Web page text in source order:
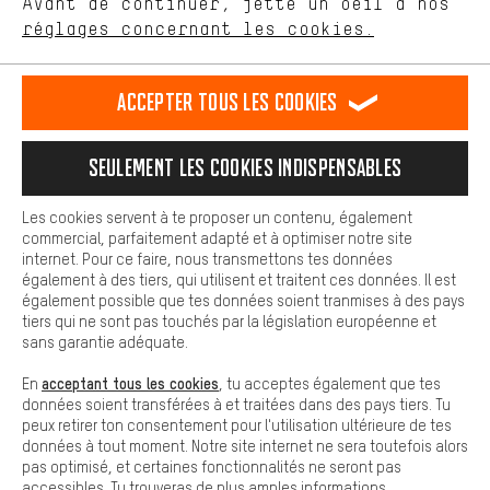
français english
EN Deutsch español
Programme d'affiliation Mentions Légales Protection des données
Conditions générales de vente Plateforme d'Alerte
Reprise des batteries Corepile Paramètres de cookies
Modifier le contraste
Tous les prix s'entendent en euros (MwSt hors) plus les
frais de portpour la livraison versÉtats-Unis.
réglages concernant les cookies.
Plus de confort
est plus confortable. Avec les cookies de confort, nous
Nous pouvons ainsi mettre à ta disposition d'autres contenus et
informations utiles. De plus, tu as la possibilité d'utiliser des
facilement les bons produits. Par exemple, nous proposons une
facilement aux questions.
Cookies de base
Les cookies de base garantissent que tu puisses utiliser les
fonctions de notre site web.
Accepter tous les cookies
Seulement les cookies indispensables
Les cookies servent à te proposer un contenu, également
commercial, parfaitement adapté et à optimiser notre site
internet. Pour ce faire, nous transmettons tes données
également à des tiers, qui utilisent et traitent ces données. Il est
également possible que tes données soient tranmises à des pays
tiers qui ne sont pas touchés par la législation européenne et
sans garantie adéquate.
En acceptant tous les cookies , tu acceptes également que tes
données soient transférées à et traitées dans des pays tiers. Tu
peux retirer ton consentement pour l'utilisation ultérieure de tes
données à tout moment. Notre site internet ne sera toutefois alors
pas optimisé, et certaines fonctionnalités ne seront pas